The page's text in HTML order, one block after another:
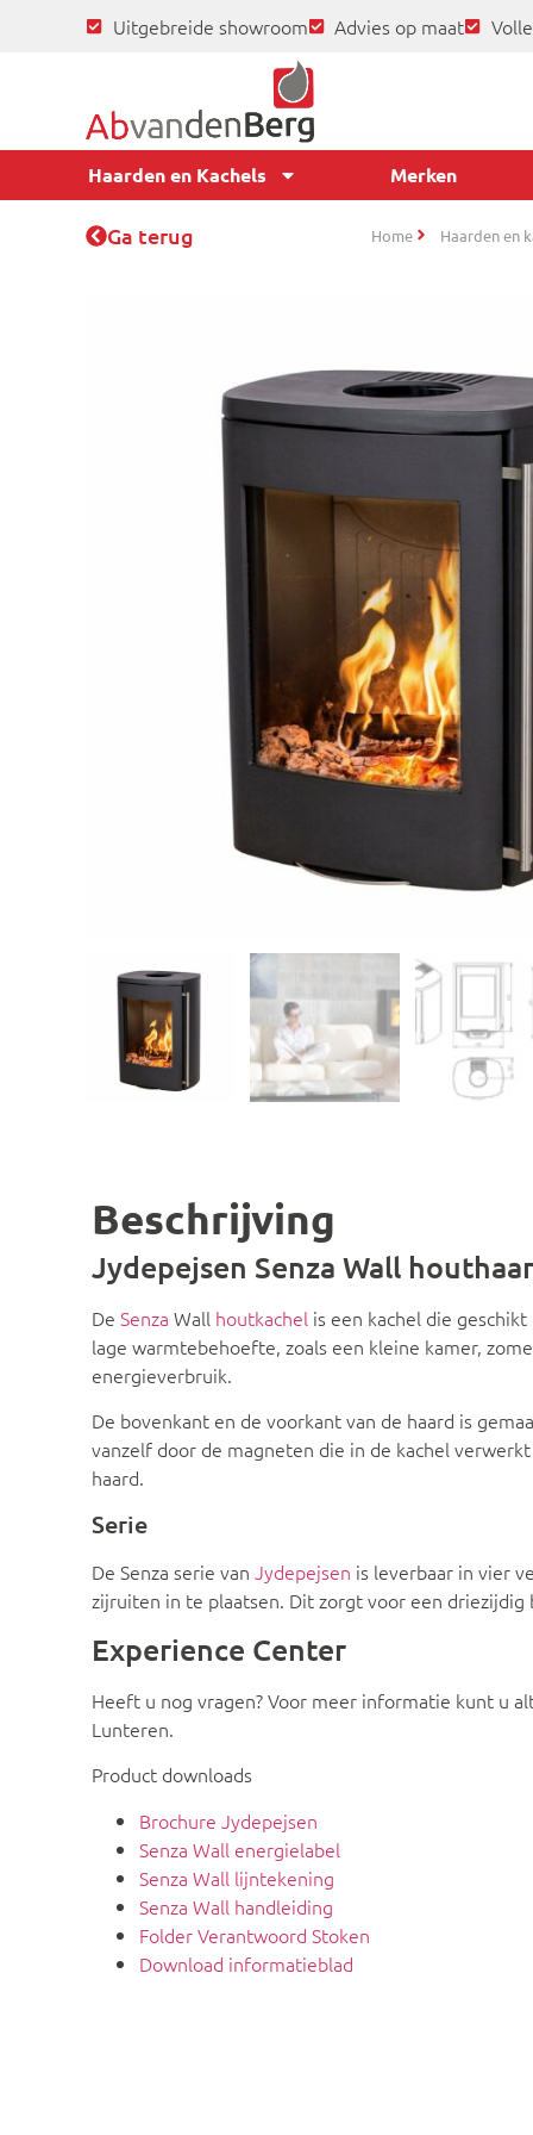
Uitgebreide showroom Advies op maat
Haarden en Kachels Merken
Ga terug Home Haarden en
Beschrijving
Jydepejsen Senza Wall
De Senza Wall houtkachel is een kachel die
lage warmtebehoefte, zoals een kleine kamer,
energieverbruik.
De bovenkant en de voorkant van de haard is
vanzelf door de magneten die in de kachel
haard.
Serie
De Senza serie van Jydepejsen is leverbaar in vier
zijruiten in te plaatsen. Dit zorgt voor een
Experience Center
Heeft u nog vragen? Voor meer informatie kunt u
Lunteren.
Product downloads
Brochure Jydepejsen
Senza Wall energielabel
Senza Wall lijntekening
Senza Wall handleiding
Folder Verantwoord Stoken
Download informatieblad